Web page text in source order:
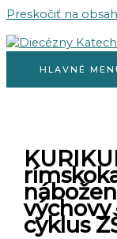
Preskočiť na obsah
HLAVNÉ
výchovy
cyklus